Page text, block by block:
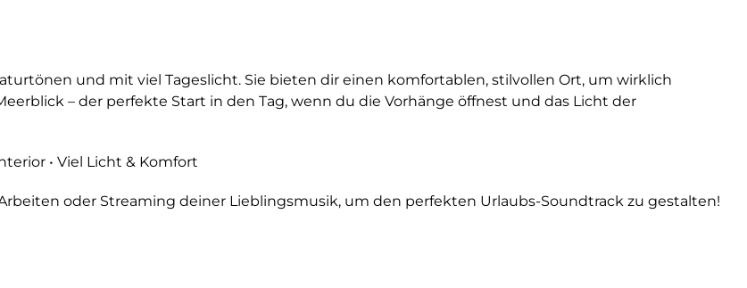
und mit viel Tageslicht. Sie bieten dir einen komfortablen, stilvollen Ort, um wirklich
– der perfekte Start in den Tag, wenn du die Vorhänge öffnest und das Licht der
• Viel Licht & Komfort
oder Streaming deiner Lieblingsmusik, um den perfekten Urlaubs-Soundtrack zu gestalten!